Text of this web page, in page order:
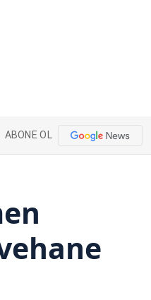
ABONE OL